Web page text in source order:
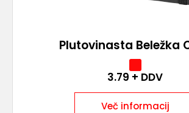
Plutovinasta Beležka
3.79 + DDV
Več informacij